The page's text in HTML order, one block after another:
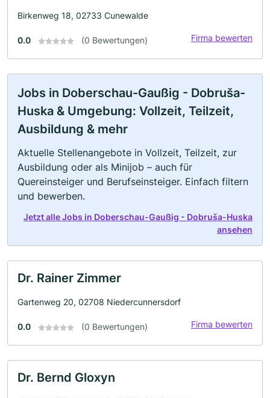
Birkenweg 18, 02733 Cunewalde
0.0 (0 Bewertungen) Firma bewerten
Jobs in Doberschau-Gaußig - Dobruša-
Huska & Umgebung: Vollzeit, Teilzeit,
Ausbildung & mehr
Aktuelle Stellenangebote in Vollzeit, Teilzeit, zur
Ausbildung oder als Minijob – auch für
Quereinsteiger und Berufseinsteiger. Einfach filtern
und bewerben.
Jetzt alle Jobs in Doberschau-Gaußig - Dobruša-Huska
ansehen
Dr. Rainer Zimmer
Gartenweg 20, 02708 Niedercunnersdorf
0.0 (0 Bewertungen) Firma bewerten
Dr. Bernd Gloxyn